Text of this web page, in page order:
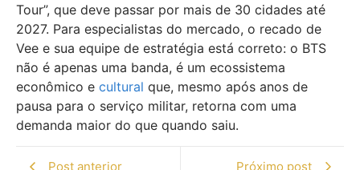
Tour”, que deve passar por mais de 30 cidades até
2027. Para especialistas do mercado, o recado de
Vee e sua equipe de estratégia está correto: o BTS
não é apenas uma banda, é um ecossistema
econômico e cultural que, mesmo após anos de
pausa para o serviço militar, retorna com uma
demanda maior do que quando saiu.
Post anterior Próximo post